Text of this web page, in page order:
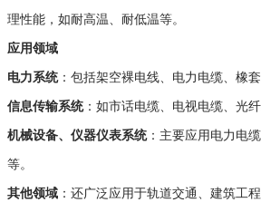
理性能，如耐高温、耐低温等。
应用领域
电力系统：包括架空裸电线、电力电缆、橡
信息传输系统：如市话电缆、电视电缆、光
机械设备、仪器仪表系统：主要应用电力电
等。
其他领域 ：还广泛应用于轨道交通、建筑工